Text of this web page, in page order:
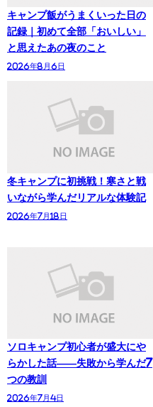
キャンプ飯がうまくいった日の
記録｜初めて全部「おいしい」
と思えたあの夜のこと
2026年8月6日
冬キャンプに初挑戦！寒さと戦
いながら学んだリアルな体験記
2026年7月18日
ソロキャンプ初心者が盛大にや
らかした話——失敗から学んだ7
つの教訓
2026年7月4日